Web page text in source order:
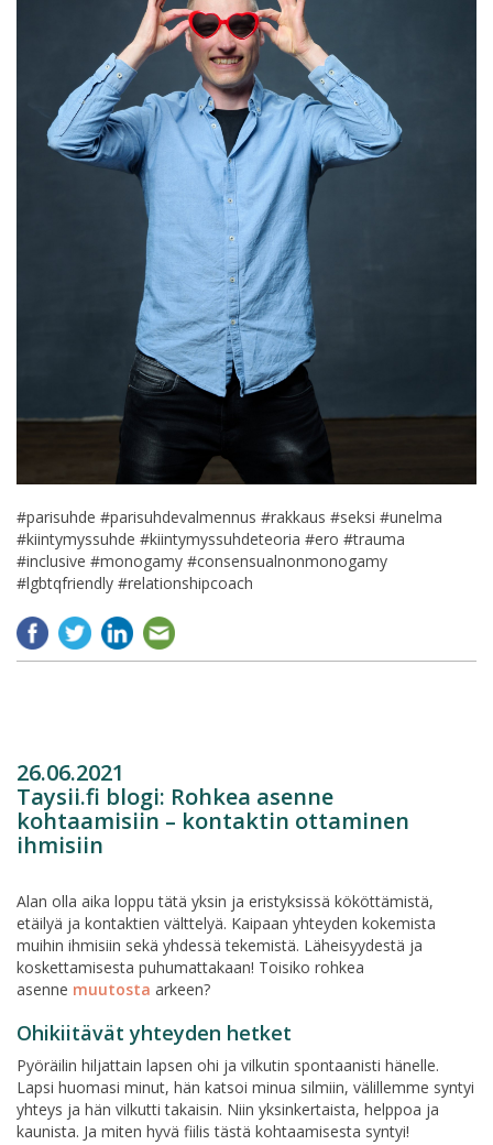
#parisuhde #parisuhdevalmennus #rakkaus #seksi #unelma
#kiintymyssuhde #kiintymyssuhdeteoria #ero #trauma
#inclusive #monogamy #consensualnonmonogamy
#lgbtqfriendly #relationshipcoach
26.06.2021
Taysii.fi blogi: Rohkea asenne
kohtaamisiin – kontaktin ottaminen
ihmisiin
Alan olla aika loppu tätä yksin ja eristyksissä kököttämistä,
etäilyä ja kontaktien välttelyä. Kaipaan yhteyden kokemista
muihin ihmisiin sekä yhdessä tekemistä. Läheisyydestä ja
koskettamisesta puhumattakaan! Toisiko rohkea
asenne muutosta arkeen?
Ohikiitävät yhteyden hetket
Pyöräilin hiljattain lapsen ohi ja vilkutin spontaanisti hänelle.
Lapsi huomasi minut, hän katsoi minua silmiin, välillemme syntyi
yhteys ja hän vilkutti takaisin. Niin yksinkertaista, helppoa ja
kaunista. Ja miten hyvä fiilis tästä kohtaamisesta syntyi!